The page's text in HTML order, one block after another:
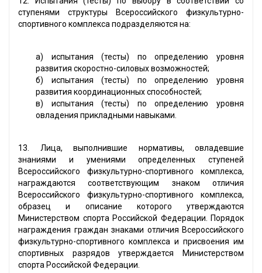
ступенями структуры Всероссийского физкультурно-
спортивного комплекса подразделяются на:
а) испытания (тесты) по определению уровня
развития скоростно-силовых возможностей;
б) испытания (тесты) по определению уровня
развития координационных способностей;
в) испытания (тесты) по определению уровня
овладения прикладными навыками.
13. Лица, выполнившие нормативы, овладевшие
знаниями и умениями определенных ступеней
Всероссийского физкультурно-спортивного комплекса,
награждаются соответствующим знаком отличия
Всероссийского физкультурно-спортивного комплекса,
образец и описание которого утверждаются
Министерством спорта Российской Федерации. Порядок
награждения граждан знаками отличия Всероссийского
физкультурно-спортивного комплекса и присвоения им
спортивных разрядов утверждается Министерством
спорта Российской Федерации.